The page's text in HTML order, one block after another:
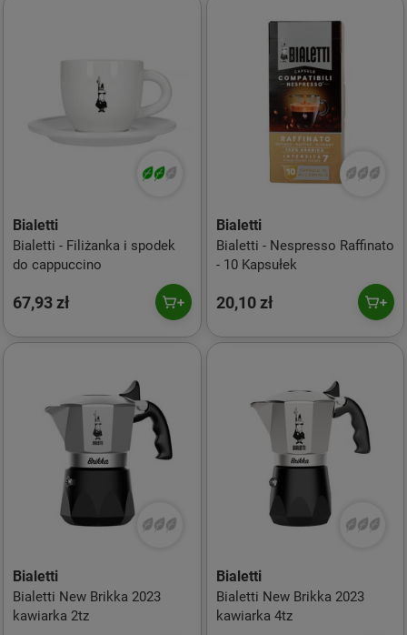
Bialetti
Bialetti - Filiżanka i spodek
do cappuccino
67,93 zł
Bialetti
Bialetti - Nespresso Raffinato
- 10 Kapsułek
20,10 zł
Bialetti
Bialetti New Brikka 2023
kawiarka 2tz
Bialetti
Bialetti New Brikka 2023
kawiarka 4tz